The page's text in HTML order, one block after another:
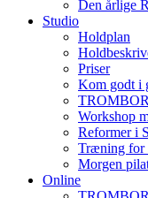
Den årlige
Studio
Holdplan
Priser
Kom godt i
Workshop
Reformer i
Træning for
Morgen
Online